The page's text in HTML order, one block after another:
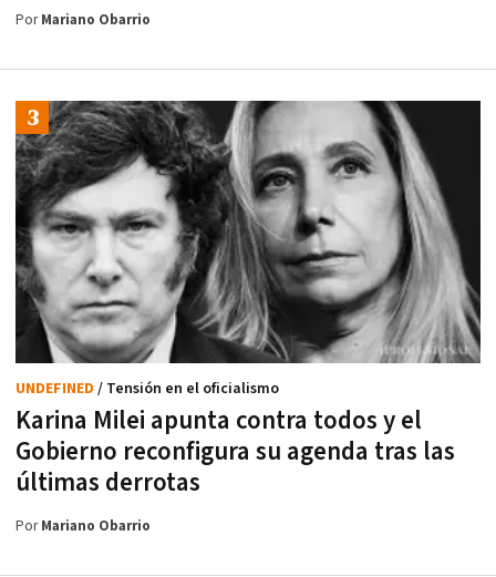
PorMariano Obarrio
Karina Milei apunta contra todos y el
Gobierno reconfigura su agenda tras las
últimas derrotas
UNDEFINED / Tensión en el oficialismo
PorMariano Obarrio